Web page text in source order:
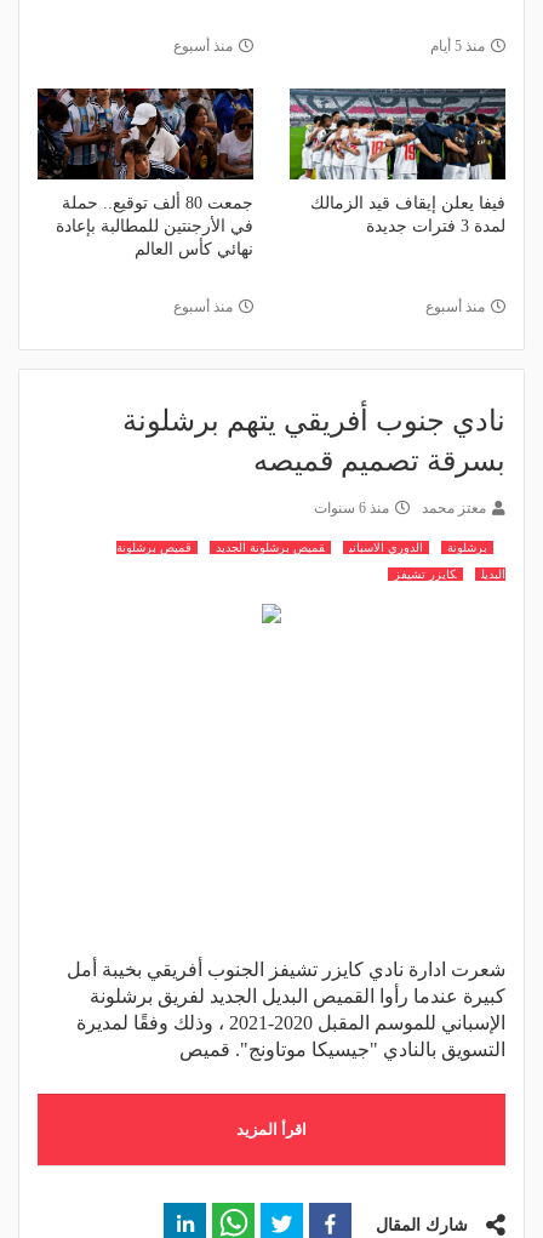
منذ 5 أيام منذ أسبوع
فيفا يعلن إيقاف قيد الزمالك
لمدة 3 فترات جديدة
منذ أسبوع
جمعت 80 ألف توقيع.. حملة
في الأرجنتين للمطالبة بإعادة
نهائي كأس العالم
منذ أسبوع
نادي جنوب أفريقي يتهم برشلونة
بسرقة تصميم قميصه
معتز محمد منذ 6 سنوات
برشلونة الدوري الاسباني قميص برشلونة الجديد
قميص برشلونة
البديل
كايزر تشيفز
شعرت ادارة نادي كايزر تشيفز الجنوب أفريقي بخيبة أمل
كبيرة عندما رأوا القميص البديل الجديد لفريق برشلونة
الإسباني للموسم المقبل 2020-2021 ، وذلك وفقًا لمديرة
التسويق بالنادي "جيسيكا موتاونج". قميص
اقرأ المزيد
شارك المقال